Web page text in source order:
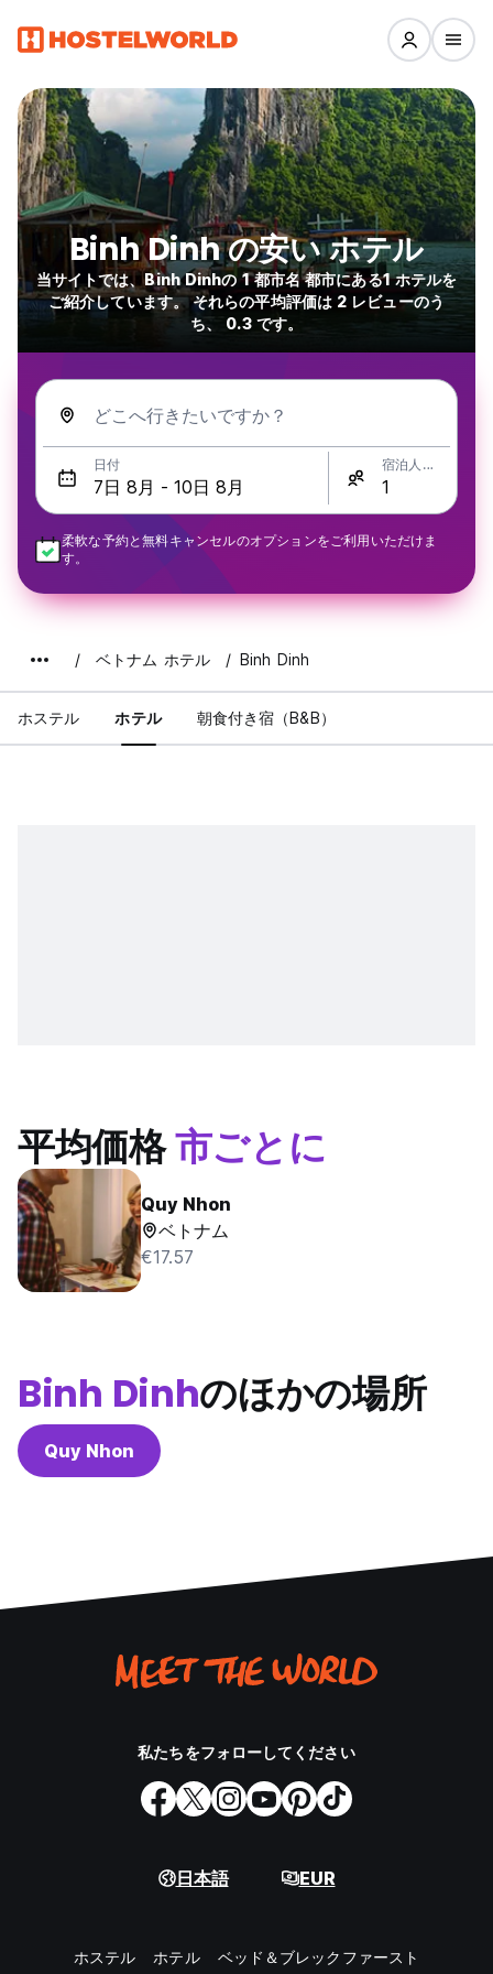
Binh Dinh の安い ホテル
当サイトでは、Binh Dinhの 1 都市名 都市にある1 ホテルを
ご紹介しています。 それらの平均評価は 2 レビューのう
ち、 0.3 です。
どこへ行きたいですか？
日付 宿泊人数
柔軟な予約と無料キャンセルのオプションをご利用いただけま
す。
ベトナム ホテル Binh Dinh
ホステル ホテル 朝食付き宿（B&B）
平均価格市ごとに
Quy Nhon
ベトナム
€17.57
Binh Dinhのほかの場所
Quy Nhon
私たちをフォローしてください
日本語 EUR
ホステル ホテル ベッド＆ブレックファースト